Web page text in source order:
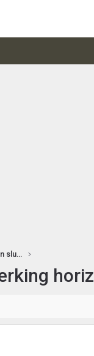
Trappen, deuren, ramen, kozijnen, hang- en sluitwerk